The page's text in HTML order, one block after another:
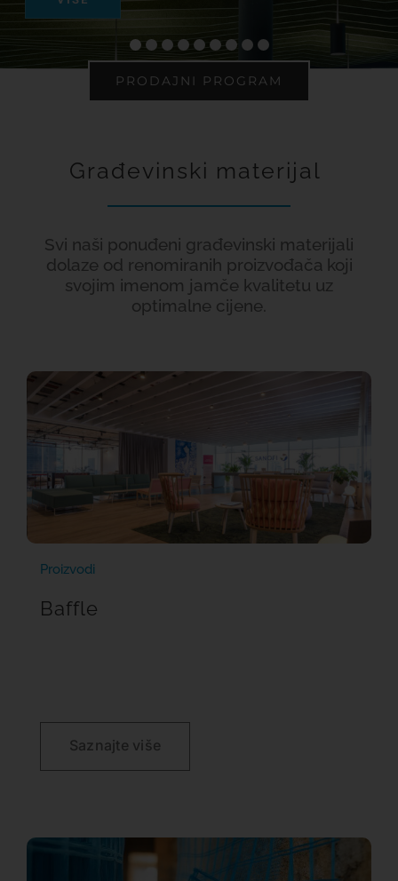
GRADNJA I OPREMANJE
REFERENCE
WEB SHOP
PRODAJNI PROGRAM
Građevinski materijal
Svi naši ponuđeni građevinski materijali
dolaze od renomiranih proizvođača koji
svojim imenom jamče kvalitetu uz
optimalne cijene.
Proizvodi
Baffle
Saznajte više